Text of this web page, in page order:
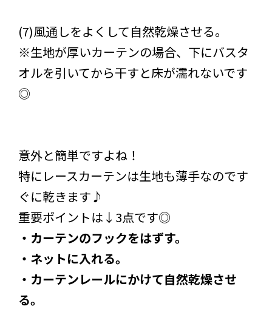
(7)風通しをよくして自然乾燥させる。
※生地が厚いカーテンの場合、下にバスタ
オルを引いてから干すと床が濡れないです
◎
意外と簡単ですよね！
特にレースカーテンは生地も薄手なのです
ぐに乾きます♪
重要ポイントは↓3点です◎
・カーテンのフックをはずす。
・ネットに入れる。
・カーテンレールにかけて自然乾燥させ
る。